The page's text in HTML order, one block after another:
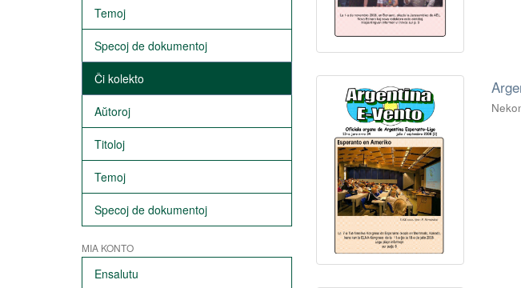
Temoj
Specoj de dokumentoj
Ĉi kolekto
Aŭtoroj
Titoloj
Temoj
Specoj de dokumentoj
MIA KONTO
Ensalutu